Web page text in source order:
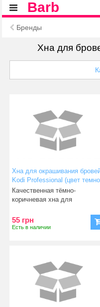
Barb
Бренды
Хна для
Хна для окрашивания
Kodi Professional (цвет
коричневый) 5 г
Качественная тёмно-
коричневая хна для
создания иде
55 грн
Есть в наличии